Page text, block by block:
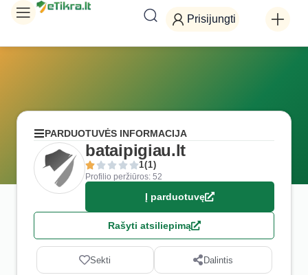
Prisijungti
PARDUOTUVĖS INFORMACIJA
bataipigiau.lt
1(1)
Profilio peržiūros: 52
Į parduotuvę
Rašyti atsiliepimą
Sekti Dalintis